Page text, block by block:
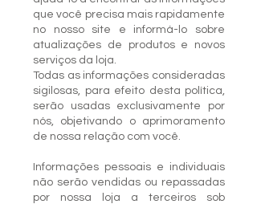
que você precisa mais rapidamente
no nosso site e informá-lo sobre
atualizações de produtos e novos
serviços da loja.
Todas as informações consideradas
sigilosas, para efeito desta política,
serão usadas exclusivamente por
nós, objetivando o aprimoramento
de nossa relação com você.
Informações pessoais e individuais
não serão vendidas ou repassadas
por nossa loja a terceiros sob